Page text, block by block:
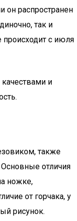
он распространен
так и
с июля
и
также
отличия
ножке,
от горчака, у
рисунок.